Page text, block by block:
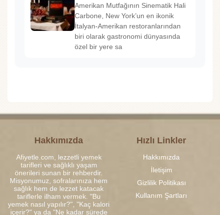
Amerikan Mutfağının Sinematik Hali
Carbone, New York’un en ikonik
İtalyan-Amerikan restoranlarından
biri olarak gastronomi dünyasında
özel bir yere sa
Hakkımızda
Afiyetle.com, lezzetli yemek
tarifleri ve sağlıklı yaşam
önerileri sunan bir rehberdir.
Misyonumuz, sofralarınıza hem
sağlık hem de lezzet katacak
tariflerle ilham vermek. "Bu
yemek nasıl yapılır?", "Kaç kalori
içerir?" ya da "Ne kadar sürede
Hızlı Linkler
Hakkımızda
İletişim
Gizlilik Politikası
Kullanım Şartları